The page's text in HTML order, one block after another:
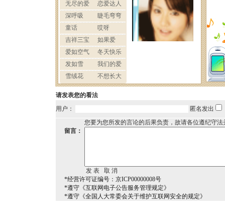
请发表您的看法
用户：
匿名发出
您要为您所发的言论的后果负责，故请各位遵纪守
留言：
*经营许可证编号：京ICP00000008号
*遵守《互联网电子公告服务管理规定》
*遵守《全国人大常委会关于维护互联网安全的规定》